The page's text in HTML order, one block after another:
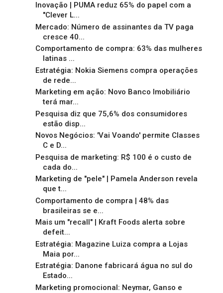
Inovação | PUMA reduz 65% do papel com a
"Clever L...
Mercado: Número de assinantes da TV paga
cresce 40...
Comportamento de compra: 63% das mulheres
latinas ...
Estratégia: Nokia Siemens compra operações
de rede...
Marketing em ação: Novo Banco Imobiliário
terá mar...
Pesquisa diz que 75,6% dos consumidores
estão disp...
Novos Negócios: 'Vai Voando' permite Classes
C e D...
Pesquisa de marketing: R$ 100 é o custo de
cada do...
Marketing de "pele" | Pamela Anderson revela
que t...
Comportamento de compra | 48% das
brasileiras se e...
Mais um "recall" | Kraft Foods alerta sobre
defeit...
Estratégia: Magazine Luiza compra a Lojas
Maia por...
Estratégia: Danone fabricará água no sul do
Estado...
Marketing promocional: Neymar, Ganso e